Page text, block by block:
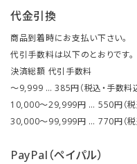
代金引換
商品到着時にお支払い下さい。
代引手数料は以下のとおりです。
決済総額 代引手数料
～9,999 … 385円（税込・手数料
10,000～29,999円 … 550円（税
30,000～99,999円 … 770円（税
PayPal（ペイパル）